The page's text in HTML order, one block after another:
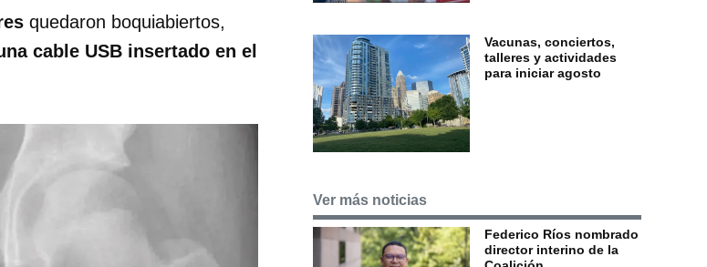
quedaron boquiabiertos,
cable USB insertado en el
Vacunas, conciertos,
talleres y actividades
para iniciar agosto
Ver más noticias
Federico Ríos nombrado
director interino de la